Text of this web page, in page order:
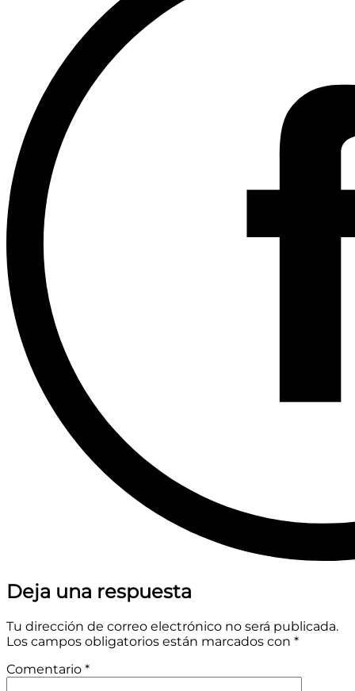
Deja una respuesta
Tu dirección de correo electrónico no será publicada.
Los campos obligatorios están marcados con *
Comentario *